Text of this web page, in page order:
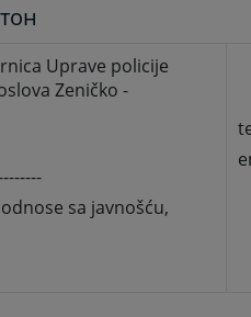
Uprave policije
Zeničko -
sa javnošću,